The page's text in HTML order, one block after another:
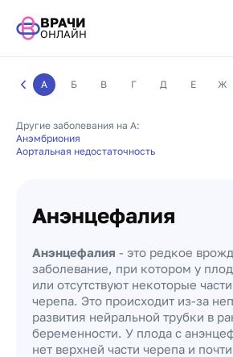
ВРАЧИ
ОНЛАЙН
А Б В Г Д Е Ж
Другие заболевания на А:
Анэмбриония
Аортальная недостаточность
Анэнцефалия
Анэнцефалия - это редкое
заболевание, при котором у
или отсутствуют некоторые
черепа. Это происходит из-за
развития нейральной трубки в
беременности. У плода с
нет верхней части черепа и